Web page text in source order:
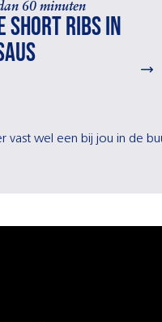
60 minuten
short ribs in
vast wel een bij jou in de